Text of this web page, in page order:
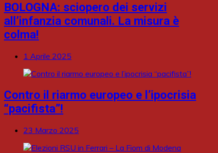
BOLOGNA: sciopero dei servizi
all’infanzia comunali. La misura è
colma!
1 Aprile 2025
Contro il riarmo europeo e l’ipocrisia
“pacifista”!
23 Marzo 2025